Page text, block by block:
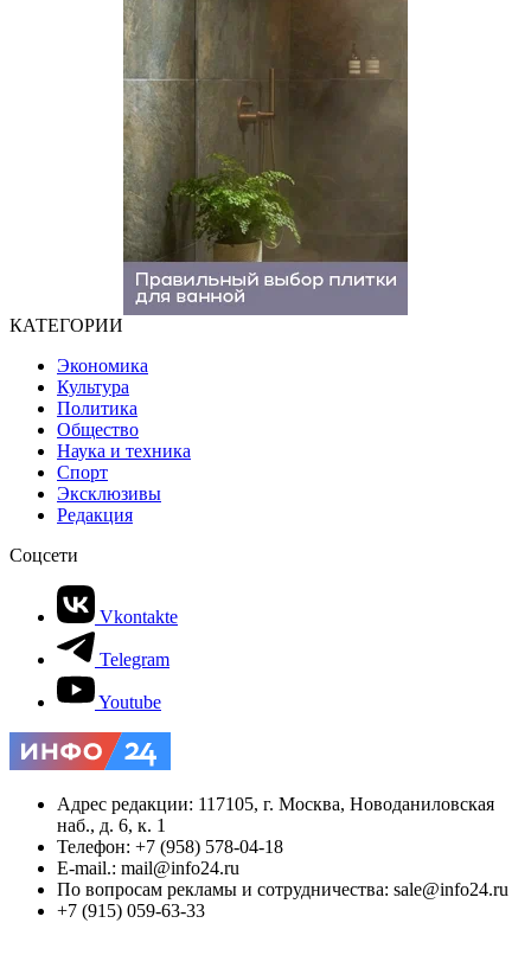
КАТЕГОРИИ
Экономика
Культура
Политика
Общество
Наука и техника
Спорт
Эксклюзивы
Редакция
Соцсети
Vkontakte
Telegram
Youtube
Адрес редакции: 117105, г. Москва, Новоданиловская
наб., д. 6, к. 1
Телефон: +7 (958) 578-04-18
E-mail.: mail@info24.ru
По вопросам рекламы и сотрудничества: sale@info24.ru
+7 (915) 059-63-33